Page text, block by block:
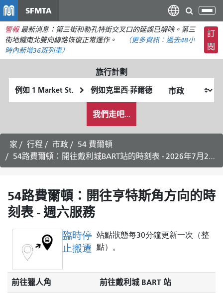
主
要
容
SFMTA
切
換
導
航
警報 最新消息：第三街和勒孔特街交叉口的延誤已解除。第三
街地鐵南北雙向線路恢復正常運作。
（更多資訊： 過去48小
時內新增36班列車）
訂
閱
旅行計劃
起
始
終
點
我
希
望
的
旅
行
式
我們走吧...
家 行程 市政
54 費爾頓
54路費爾頓：開往戴利城BART站的時刻表 - 2026年7月29日
54路費爾頓：開往亨特斯角方向的時
刻表 - 週六服務
臨時停
止搬遷
站點狀態每30分鐘更新一次（整
點）。
前往獵人角 前往戴利城 BART 站